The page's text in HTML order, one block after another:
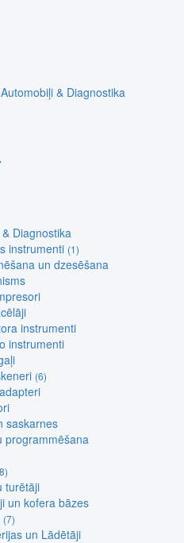
Automobiļi & Diagnostika
Diagnostika
instrumenti (1)
un dzesēšana
instrumenti
instrumenti
(6)
saskarnes
programmēšana
turētāji
un kofera bāzes
(7)
un Lādētāji